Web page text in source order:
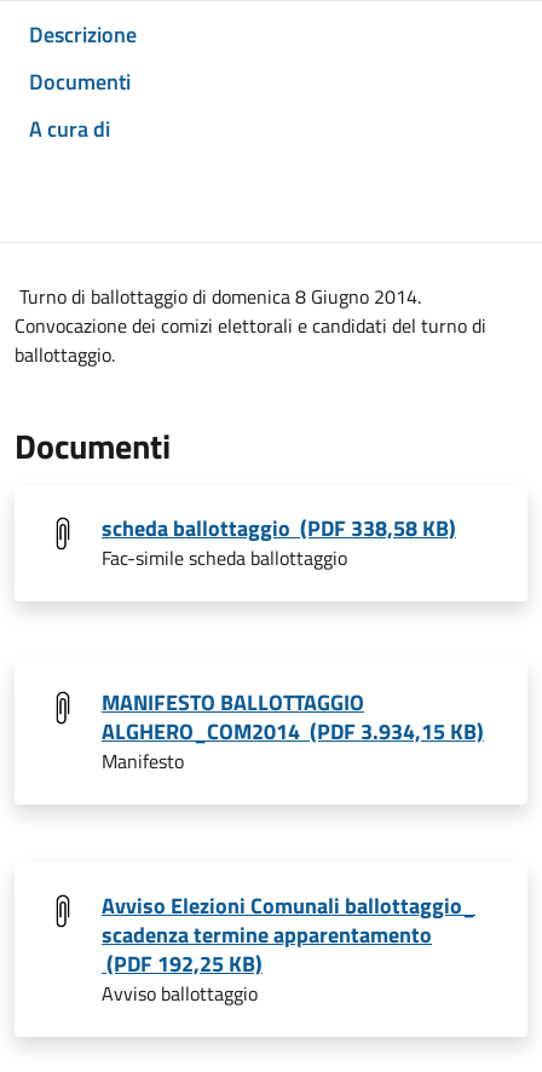
Descrizione
Documenti
A cura di
Turno di ballottaggio di domenica 8 Giugno 2014.
Convocazione dei comizi elettorali e candidati del turno di
ballottaggio.
Documenti
scheda ballottaggio (PDF 338,58 KB)
Fac-simile scheda ballottaggio
MANIFESTO BALLOTTAGGIO
ALGHERO_COM2014 (PDF 3.934,15 KB)
Manifesto
Avviso Elezioni Comunali ballottaggio_
scadenza termine apparentamento
(PDF 192,25 KB)
Avviso ballottaggio